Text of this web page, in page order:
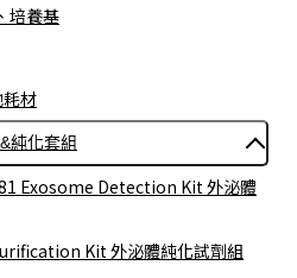
培養基
材
純化套組
Exosome Detection Kit 外泌體
Kit 外泌體純化試劑組